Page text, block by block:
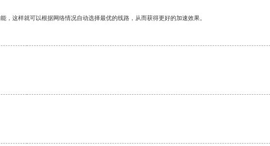
这样就可以根据网络情况自动选择最优的线路，从而获得更好的加速效果。